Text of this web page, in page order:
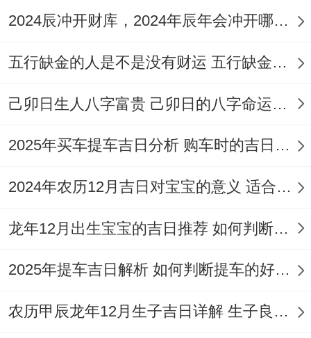
宜：結婚嫁娶、祭拜祭祀、祈福、生子求
嗣、開光、旅行出行、拆卸、修造、動土、
易、開市、作灶
特點:此日雖忌入宅；但求嗣、動土、上梁均
影響。重大事宜建議安排再吉時。
2024辰冲开财库，2024年辰年会冲开哪些人的财库
五行缺金的人是不是没有财运 五行缺金的人命运好不好
己卯日生人八字富贵 己卯日的八字命运如何
2025年买车提车吉日分析 购车时的吉日与禁忌
2024年农历12月吉日对宝宝的意义 适合龙年宝宝出生的日子有哪些
龙年12月出生宝宝的吉日推荐 如何判断吉日是否适合宝宝
2025年提车吉日解析 如何判断提车的好日子
农历甲辰龙年12月生子吉日详解 生子良辰的影响因素